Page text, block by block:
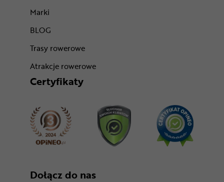
Marki
BLOG
Trasy rowerowe
Atrakcje rowerowe
Certyfikaty
Dołącz do nas